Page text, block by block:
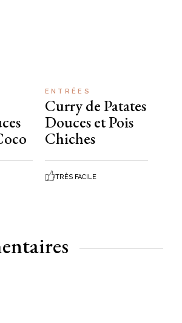
ENTRÉES
Curry de Patates
Douces et Pois
Chiches
TRÈS FACILE